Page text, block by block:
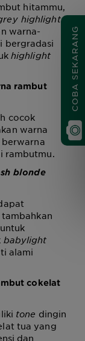
hitammu,
highlight
warna-
bergradasi
highlight
rambut
cocok
warna
rambutmu.
blonde
babylight
alami
cokelat
tone dingin
tua yang
dan
COBA SEKARANG